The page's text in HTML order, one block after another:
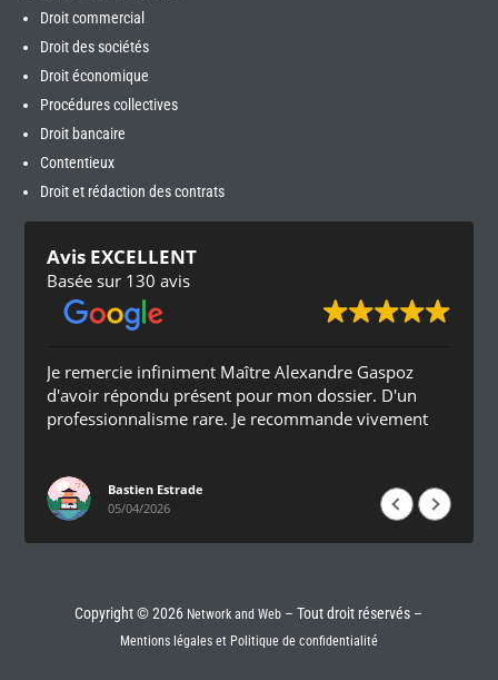
Droit commercial
Droit des sociétés
Droit économique
Procédures collectives
Droit bancaire
Contentieux
Droit et rédaction des contrats
Avis EXCELLENT
Basée sur 130 avis
Je remercie infiniment Maître Alexandre Gaspoz
d'avoir répondu présent pour mon dossier. D'un
professionnalisme rare. Je recommande vivement
Bastien Estrade
05/04/2026
Copyright © 2026 Network and Web – Tout droit réservés –
Mentions légales et Politique de confidentialité